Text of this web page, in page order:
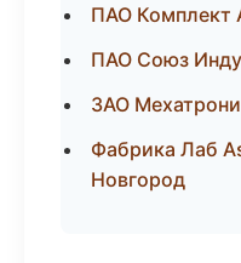
ПАО Комплект
ПАО Союз
ЗАО
Фабрика Лаб
Новгород